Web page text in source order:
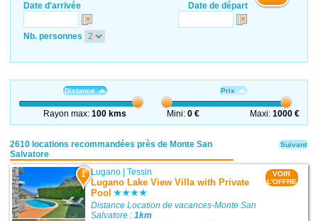
Date d'arrivée Date de départ
Nb. personnes
Distance
Rayon max:100 kms
Prix
Mini:0 € Maxi: 1000 €
2610 locations recommandées près de Monte San
Salvatore
1 Lugano |Tessin
Lugano Lake View Villa with Private
Pool
Distance Location de vacances-Monte San
Salvatore :1km
VOIR
L'OFFRE
Suivant